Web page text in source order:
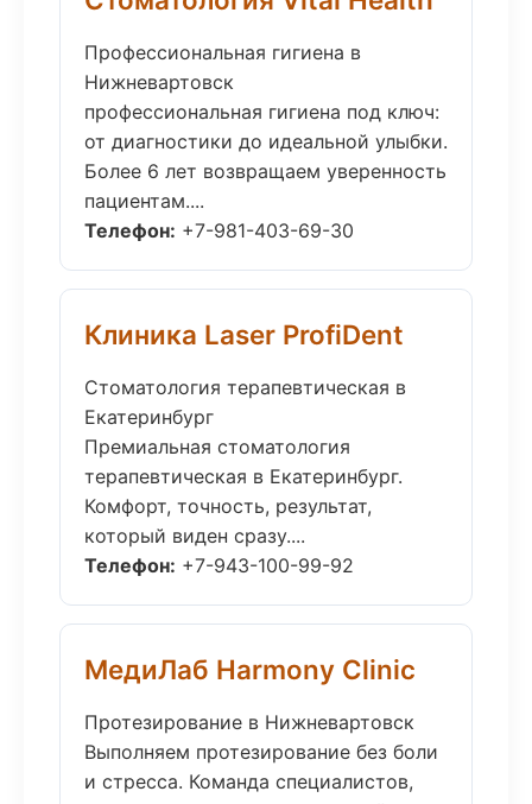
Профессиональная гигиена в
Нижневартовск
профессиональная гигиена под ключ:
от диагностики до идеальной улыбки.
Более 6 лет возвращаем уверенность
пациентам....
Телефон: +7-981-403-69-30
Клиника Laser ProfiDent
Стоматология терапевтическая в
Екатеринбург
Премиальная стоматология
терапевтическая в Екатеринбург.
Комфорт, точность, результат,
который виден сразу....
Телефон: +7-943-100-99-92
МедиЛаб Harmony Clinic
Протезирование в Нижневартовск
Выполняем протезирование без боли
и стресса. Команда специалистов,